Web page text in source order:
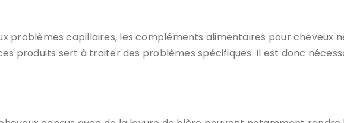
problèmes capillaires, les compléments alimentaires pour cheveux
produits sert à traiter des problèmes spécifiques. Il est donc